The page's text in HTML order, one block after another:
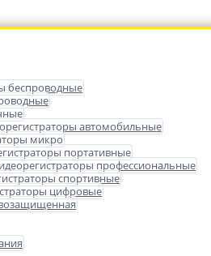
беспроводные
автомобильные
микро
портативные
профессиональные
спортивные
цифровые